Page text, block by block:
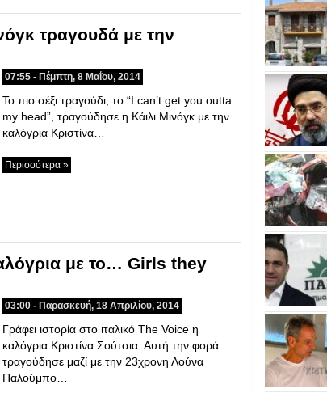
τραγουδά με την
07:55 - Πέμπτη, 8 Μαΐου, 2014
Το πιο σέξι τραγούδι, το “I can’t get you outta
my head”, τραγούδησε η Κάιλι Μινόγκ με την
καλόγρια Κριστίνα…
Περισσότερα »
με το… Girls they
03:00 - Παρασκευή, 18 Απριλίου, 2014
Γράφει ιστορία στο ιταλικό The Voice η
καλόγρια Κριστίνα Σούτσια. Αυτή την φορά
τραγούδησε μαζί με την 23χρονη Λούνα
Παλούμπο…